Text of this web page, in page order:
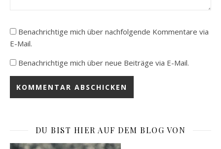
Benachrichtige mich über nachfolgende Kommentare via
E-Mail.
Benachrichtige mich über neue Beiträge via E-Mail.
DU BIST HIER AUF DEM BLOG VON